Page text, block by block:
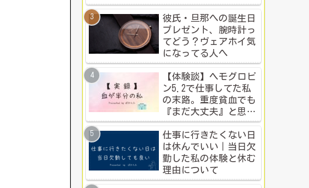
彼氏・旦那への誕生日
プレゼント、腕時計っ
てどう？ヴェアホイ気
になってる人へ
【体験談】ヘモグロビ
ン5.2で仕事してた私
の末路。重度貧血でも
『まだ大丈夫』と思う
人のための警告
仕事に行きたくない日
は休んでいい｜当日欠
勤した私の体験と休む
理由について